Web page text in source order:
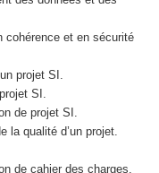
cohérence et en sécurité
projet SI.
SI.
de projet SI.
la qualité d’un projet.
de cahier des charges.